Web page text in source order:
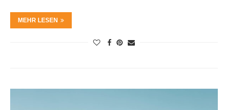
MEHR LESEN